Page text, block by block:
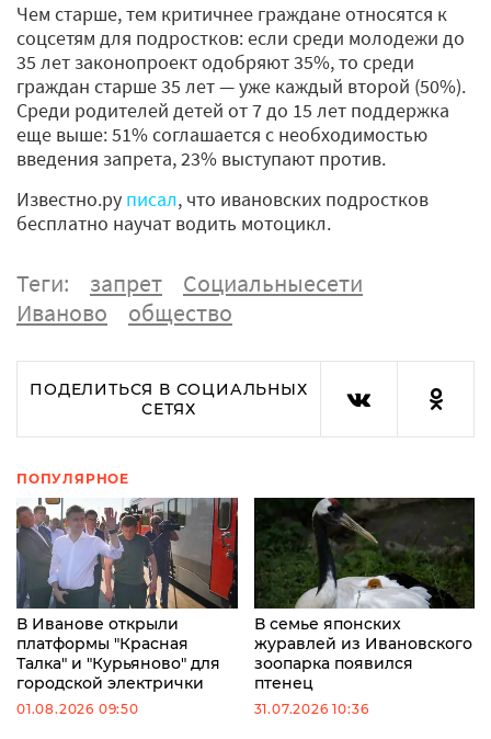
Чем старше, тем критичнее граждане относятся к
соцсетям для подростков: если среди молодежи до
35 лет законопроект одобряют 35%, то среди
граждан старше 35 лет — уже каждый второй (50%).
Среди родителей детей от 7 до 15 лет поддержка
еще выше: 51% соглашается с необходимостью
введения запрета, 23% выступают против.
Известно.ру писал, что ивановских подростков
бесплатно научат водить мотоцикл.
Теги: запрет
Социальныесети
Иваново
общество
ПОДЕЛИТЬСЯ В СОЦИАЛЬНЫХ
СЕТЯХ
ПОПУЛЯРНОЕ
В Иванове открыли
платформы "Красная
Талка" и "Курьяново" для
городской электрички
01.08.2026 09:50
В семье японских
журавлей из Ивановского
зоопарка появился
птенец
31.07.2026 10:36